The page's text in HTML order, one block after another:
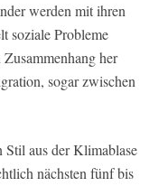
werden mit ihren
soziale Probleme
her
sogar zwischen
aus der Klimablase
nächsten fünf bis